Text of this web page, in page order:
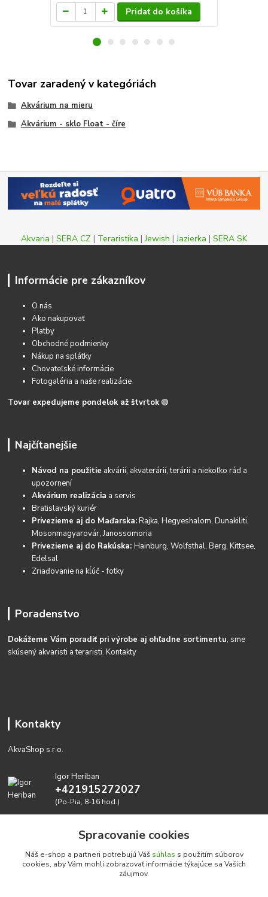
Pridať do košíka
Tovar zaradený v kategóriách
Akvárium na mieru
Akvárium - sklo Float - číre
Akvaria | SERA CZ | Teraristika |Jewish |Jazierka | SERA SK
Informácie pre zákazníkov
O nás
Ako nakupovať
Platby
Obchodné podmienky
Nákup na splátky
Chovateľské informácie
Fotogaléria a naše realizácie
Tovar expedujeme pondelok až štvrtok 🟢
Najčítanejšie
Návod na použitie akvárií, akvaterárií, terárií a niekoľko rád a
upozornení
Akvárium realizácia a servis
Bratislavský kuriér
Privezieme aj do Maďarska:Rajka, Hegyeshalom, Dunakiliti,
Mosonmagyarovár, Janossomoria
Privezieme aj do Rakúska:Hainburg, Wolfsthal, Berg, Kittsee,
Edelsal
Zriaďovanie na kĺúč - fotky
Poradenstvo
Dokážeme Vám poradiť pri výrobe aj ohľadne sortimentu, sme
skúsený akvaristi a teraristi.Kontakty
Kontakty
AkvaShop s.r.o.
Igor Heriban
+421915272027
(Po-Pia, 8-16 hod.)
Spracovanie cookies
Náš e-shop a partneri potrebujú Váš súhlas s použitím súborov
cookies, aby Vám mohli zobrazovať informácie týkajúce sa Vašich
záujmov.